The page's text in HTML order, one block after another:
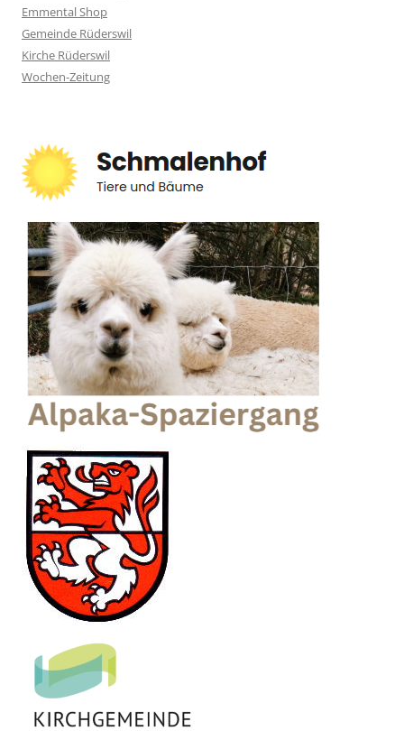
Emmental Shop
Gemeinde Rüderswil
Kirche Rüderswil
Wochen-Zeitung